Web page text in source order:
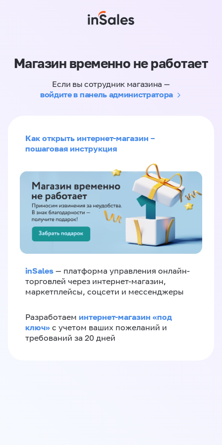
Магазин временно не работает
Если вы сотрудник магазина —
войдите в панель администратора
Как открыть интернет-магазин –
пошаговая инструкция
inSales — платформа управления онлайн-
торговлей через интернет-магазин,
маркетплейсы, соцсети и мессенджеры
Разработаем интернет-магазин «‎под
ключ»‎ с учетом ваших пожеланий и
требований за 20 дней